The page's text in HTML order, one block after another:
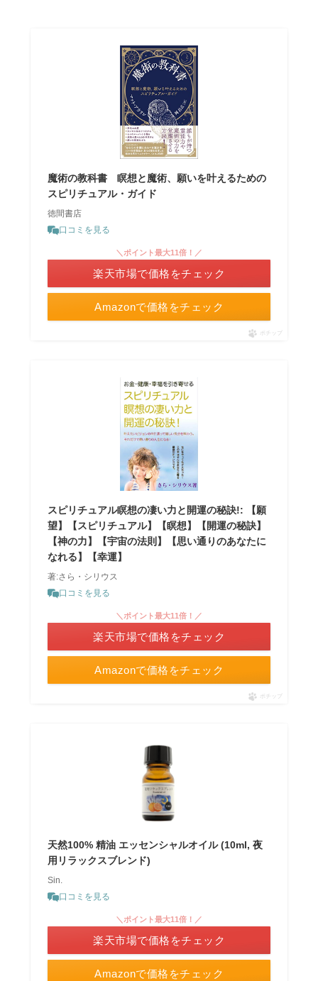
魔術の教科書 瞑想と魔術、願いを叶えるための
スピリチュアル・ガイド
徳間書店
口コミを見る
Amazonで価格をチェック
＼ポイント最大11倍！／
楽天市場で価格をチェック
ポチップ
スピリチュアル瞑想の凄い力と開運の秘訣!: 【願
望】【スピリチュアル】【瞑想】【開運の秘訣】
【神の力】【宇宙の法則】【思い通りのあなたに
なれる】【幸運】
著:さら・シリウス
口コミを見る
Amazonで価格をチェック
＼ポイント最大11倍！／
楽天市場で価格をチェック
ポチップ
天然100% 精油 エッセンシャルオイル (10ml, 夜
用リラックスブレンド)
Sin.
口コミを見る
Amazonで価格をチェック
＼ポイント最大11倍！／
楽天市場で価格をチェック